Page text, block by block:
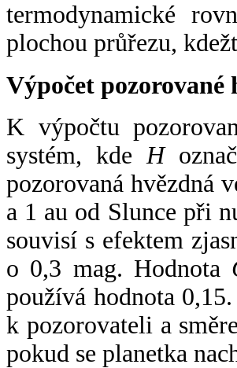
termodynamické
plochou průřezu,
Výpočet
K výpočtu
systém, kde H
pozorovaná hvězdná
a 1 au od Slunce při
souvisí s efektem
o 0,3 mag. Hodnota
používá hodnota
k pozorovateli a
pokud se planetka